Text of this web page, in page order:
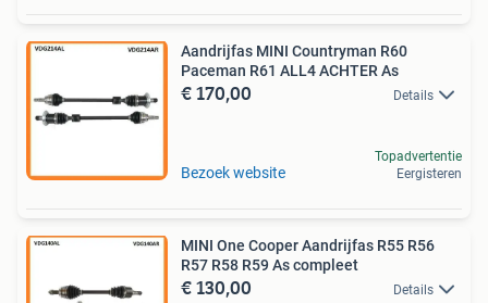
Aandrijfas MINI Countryman R60
Paceman R61 ALL4 ACHTER As
€ 170,00 Details
Bezoek website
Topadvertentie
Eergisteren
MINI One Cooper Aandrijfas R55 R56
R57 R58 R59 As compleet
€ 130,00 Details